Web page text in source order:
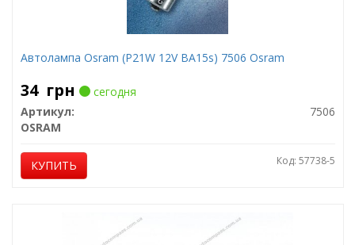
Автолампа Osram (P21W 12V BA15s) 7506 Osram
34 грн
сегодня
Артикул:
7506
OSRAM
КУПИТЬ Код: 57738-5